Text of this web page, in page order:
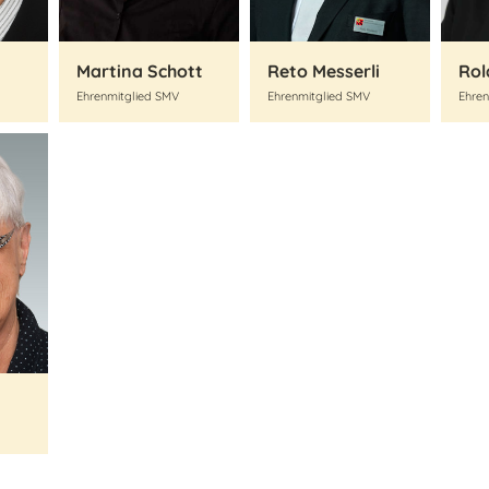
Martina Schott
Ehrenmitglied SMV
Reto Messerli
Ehrenmitglied SMV